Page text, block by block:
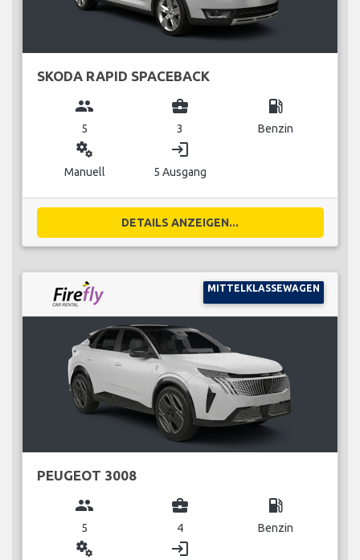
SKODA RAPID SPACEBACK
group
5
business_center
3
local_gas_station
Benzin
miscellaneous_services
Manuell
login
5 Ausgang
DETAILS ANZEIGEN...
MITTELKLASSEWAGEN
PEUGEOT 3008
group
5
business_center
4
local_gas_station
Benzin
miscellaneous_services login